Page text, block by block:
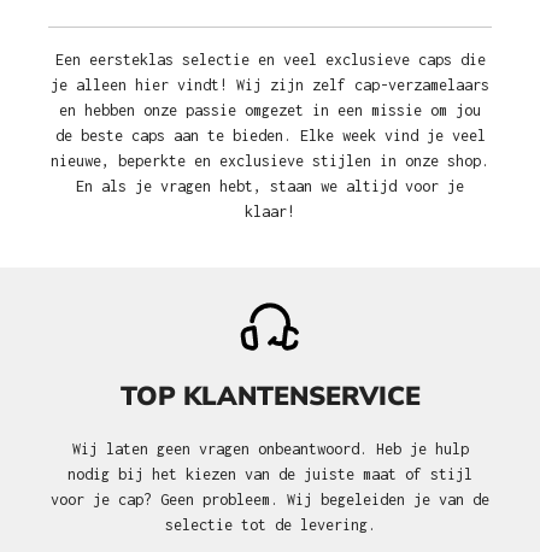
Een eersteklas selectie en veel exclusieve caps die
je alleen hier vindt! Wij zijn zelf cap-verzamelaars
en hebben onze passie omgezet in een missie om jou
de beste caps aan te bieden. Elke week vind je veel
nieuwe, beperkte en exclusieve stijlen in onze shop.
En als je vragen hebt, staan we altijd voor je
klaar!
TOP KLANTENSERVICE
Wij laten geen vragen onbeantwoord. Heb je hulp
nodig bij het kiezen van de juiste maat of stijl
voor je cap? Geen probleem. Wij begeleiden je van de
selectie tot de levering.